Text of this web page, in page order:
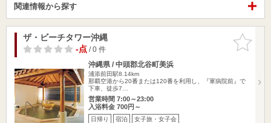
関連情報から探す
お気に入
りに追加
ザ・ビーチタワー沖縄
-点/ 0 件
沖縄県 / 中頭郡北谷町美浜
浦添前田駅8.14km
那覇空港から20番または120番を利用し、『軍病院前』で
下車、徒歩7…
営業時間 7:00～23:00
入浴料金 700円～
日帰り 宿泊 女子旅・女子会